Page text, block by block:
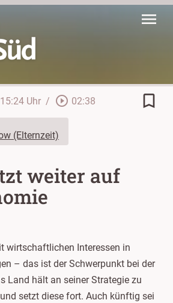
menu
Uhr / play_circle_outline 02:38 bookmark_border
(Elternzeit)
weiter auf
wirtschaftlichen Interessen in
– das ist der Schwerpunkt bei der
Land hält an seiner Strategie zu
setzt diese fort. Auch künftig sei